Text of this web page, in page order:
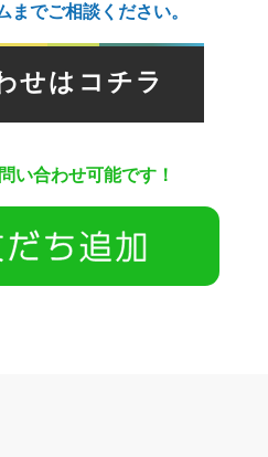
までご相談ください。
せはコチラ
い合わせ可能です！